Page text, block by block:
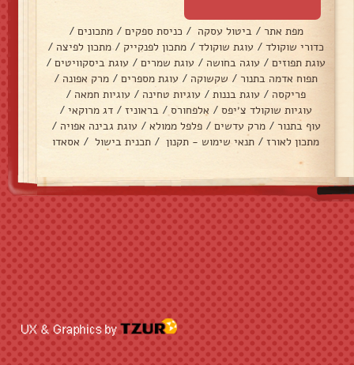
מפת אתר / ביטול עסקה / כניסת ספקים / מתכונים /
כדורי שוקולד / עוגת שוקולד / מתכון לפנקייק / מתכון לפיצה /
עוגת תפוזים / עוגה בחושה / עוגת שמרים / עוגת ביסקוויטים/
תפוח אדמה בתנור / שקשוקה / עוגת מספרים / מרק אפונה /
פריקסה / עוגת בננות / עוגיות טחינה / עוגיות חמאה /
עוגיות שוקולד צ׳יפס / אלפחורס / בראוניז / דג מרוקאי /
עוף בתנור / מרק עדשים / פלפל ממולא / עוגת גבינה אפויה /
מתכון לאורז / תנאי שימוש - תקנון / תכנית בישול / אסאדו